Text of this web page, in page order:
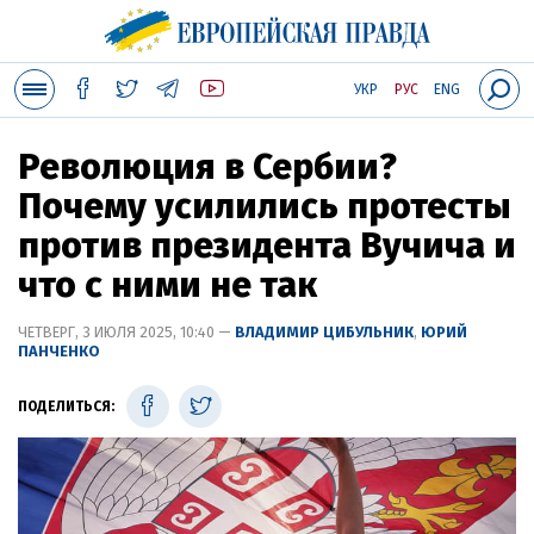
УКР РУС ENG
Революция в Сербии?
Почему усилились протесты
против президента Вучича и
что с ними не так
ЧЕТВЕРГ, 3 ИЮЛЯ 2025, 10:40 — ВЛАДИМИР ЦИБУЛЬНИК, ЮРИЙ
ПАНЧЕНКО
ПОДЕЛИТЬСЯ: